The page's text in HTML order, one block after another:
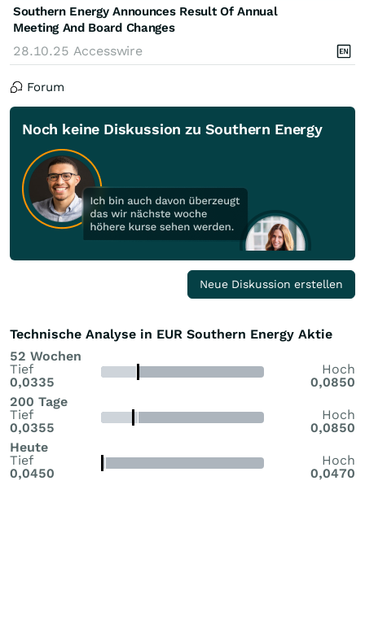
Southern Energy Announces Result Of Annual
Meeting And Board Changes
28.10.25 Accesswire
Forum
Noch keine Diskussion zu Southern Energy
Neue Diskussion erstellen
Technische Analyse in EUR Southern Energy Aktie
52 Wochen
Tief
0,0335
Hoch
0,0850
200 Tage
Tief
0,0355
Hoch
0,0850
Heute
Tief
0,0450
Hoch
0,0470